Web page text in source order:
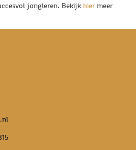
jongleren. Bekijk hier meer